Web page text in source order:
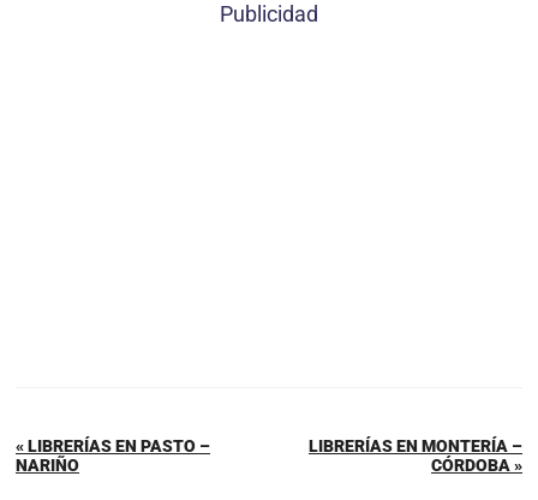
Publicidad
« LIBRERÍAS EN PASTO –
NARIÑO
LIBRERÍAS EN MONTERÍA –
CÓRDOBA »